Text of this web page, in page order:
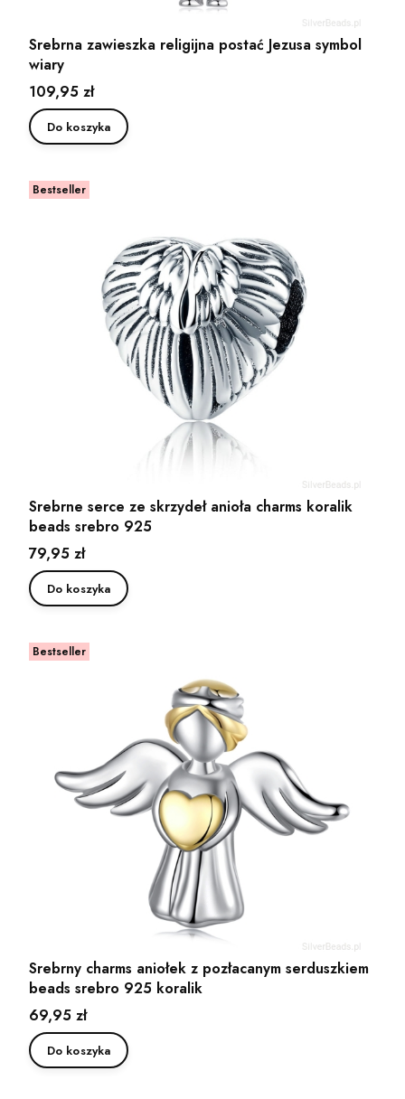
Srebrna zawieszka religijna postać Jezusa symbol
wiary
Cena
109,95 zł
Do koszyka
Bestseller
Srebrne serce ze skrzydeł anioła charms koralik
beads srebro 925
Cena
79,95 zł
Do koszyka
Bestseller
Srebrny charms aniołek z pozłacanym serduszkiem
beads srebro 925 koralik
Cena
69,95 zł
Do koszyka